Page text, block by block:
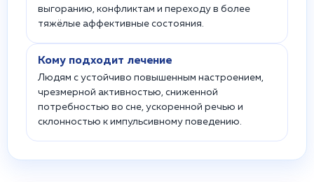
выгоранию, конфликтам и переходу в более
тяжёлые аффективные состояния.
Кому подходит лечение
Людям с устойчиво повышенным настроением,
чрезмерной активностью, сниженной
потребностью во сне, ускоренной речью и
склонностью к импульсивному поведению.